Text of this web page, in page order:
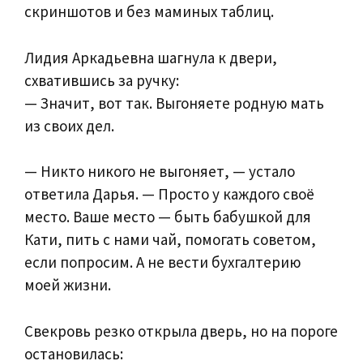
скриншотов и без маминых таблиц.
Лидия Аркадьевна шагнула к двери,
схватившись за ручку:
— Значит, вот так. Выгоняете родную мать
из своих дел.
— Никто никого не выгоняет, — устало
ответила Дарья. — Просто у каждого своё
место. Ваше место — быть бабушкой для
Кати, пить с нами чай, помогать советом,
если попросим. А не вести бухгалтерию
моей жизни.
Свекровь резко открыла дверь, но на пороге
остановилась: